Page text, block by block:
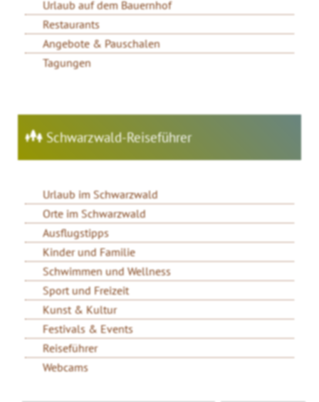
Urlaub auf dem Bauernhof
Restaurants
Angebote & Pauschalen
Tagungen
Schwarzwald-Reiseführer
Urlaub im Schwarzwald
Orte im Schwarzwald
Ausflugstipps
Kinder und Familie
Schwimmen und Wellness
Sport und Freizeit
Kunst & Kultur
Festivals & Events
Reiseführer
Webcams